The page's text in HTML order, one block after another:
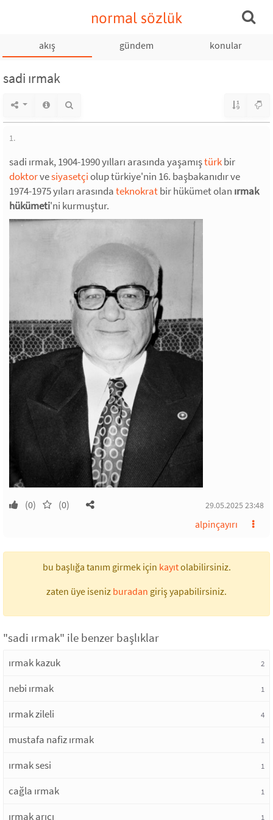
normal sözlük
akış gündem konular
sadi ırmak
1.
sadi ırmak, 1904-1990 yılları arasında yaşamıştürkbir
doktorvesiyasetçiolup türkiye'nin 16. başbakanıdır ve
1974-1975 yıları arasındateknokratbir hükümet olan ırmak
hükümeti'ni kurmuştur.
(0) (0) 29.05.2025 23:48
alpinçayırı
bu başlığa tanım girmek için kayıtolabilirsiniz.
zaten üye iseniz buradan giriş yapabilirsiniz.
"sadi ırmak" ile benzer başlıklar
ırmak kazuk 2
nebi ırmak 1
ırmak zileli 4
mustafa nafiz ırmak 1
ırmak sesi 1
cağla ırmak 1
ırmak arıcı 1